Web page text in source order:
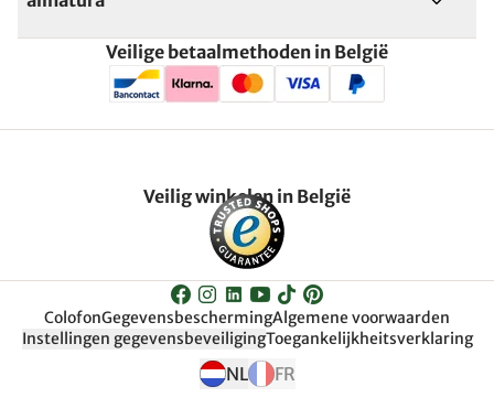
Veilige betaalmethoden in België
Veilig winkelen in België
ColofonGegevensbeschermingAlgemene voorwaarden
Instellingen gegevensbeveiligingToegankelijkheitsverklaring
NL FR